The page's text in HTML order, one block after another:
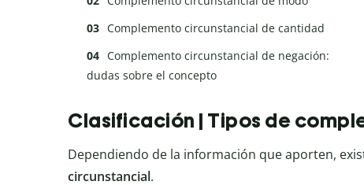
Complemento circunstancial de cantidad
Complemento circunstancial de negación:
dudas sobre el concepto
Clasificación | Tipos de
Dependiendo de la información que aporten,
circunstancial.